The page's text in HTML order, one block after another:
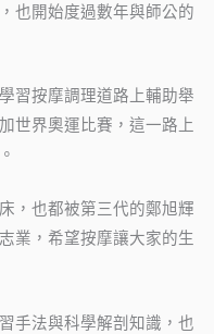
也開始度過數年與師公的
習按摩調理道路上輔助舉
世界奧運比賽，這一路上
，也都被第三代的鄭旭輝
業，希望按摩讓大家的生
手法與科學解剖知識，也